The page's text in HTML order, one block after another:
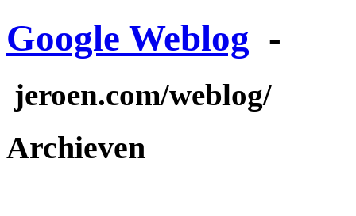
Google Weblog -
jeroen.com/weblog/
Archieven